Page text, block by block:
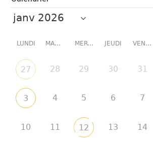
LUNDI MARDI MERCREDI JEUDI VENDREDI
27 28 29 30 31
3 4 5 6 7
10 11 12 13 14